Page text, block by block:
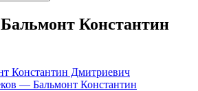
Константин
Константин Дмитриевич
— Бальмонт Константин